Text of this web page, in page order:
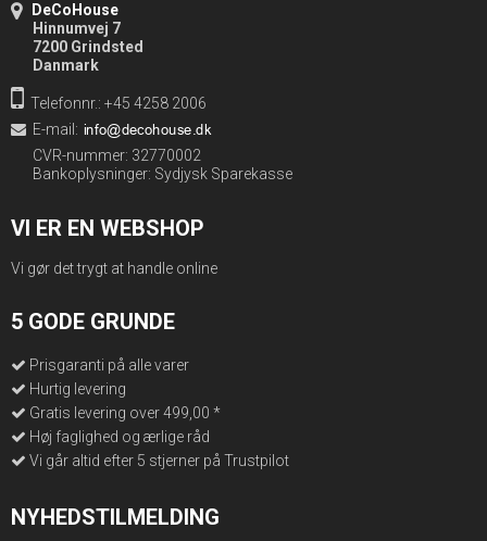
DeCoHouse
Hinnumvej 7
7200 Grindsted
Danmark
Telefonnr.: +45 4258 2006
E-mail :
CVR-nummer: 32770002
Bankoplysninger: Sydjysk Sparekasse
VI ER EN WEBSHOP
Vi gør det trygt at handle online
5 GODE GRUNDE
Prisgaranti på alle varer
Hurtig levering
Gratis levering over 499,00 *
Høj faglighed og ærlige råd
Vi går altid efter 5 stjerner på Trustpilot
NYHEDSTILMELDING